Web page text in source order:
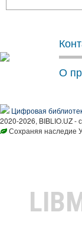
О
Цифровая
2020-2026, BIBLIO.UZ -
Сохраняя наследие